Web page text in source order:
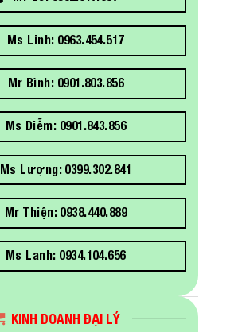
Ms Linh: 0963.454.517
Mr Bình: 0901.803.856
Ms Diễm: 0901.843.856
Ms Lượng: 0399.302.841
Mr Thiện: 0938.440.889
Ms Lanh: 0934.104.656
KINH DOANH ĐẠI LÝ